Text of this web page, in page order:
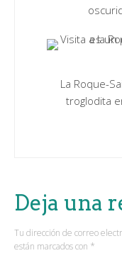
La Roque-
troglodita
Deja una
Tu dirección de correo
están marcados con *